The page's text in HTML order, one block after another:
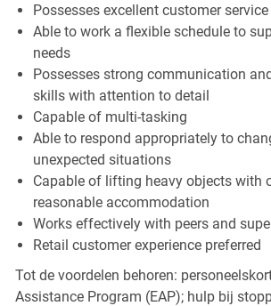
Possesses excellent customer
Able to work a flexible schedule to
needs
Possesses strong communication
skills with attention to detail
Capable of multi-tasking
Able to respond appropriately to
unexpected situations
Capable of lifting heavy objects with
reasonable accommodation
Works effectively with peers and
Retail customer experience preferred
Tot de voordelen behoren:
Assistance Program (EAP); hulp bij